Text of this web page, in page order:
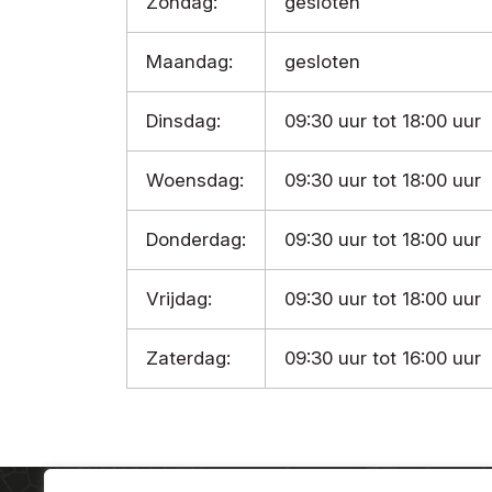
Maandag: gesloten
Dinsdag: 09:30 uur tot 18:00 uur
Woensdag: 09:30 uur tot 18:00 uur
Donderdag: 09:30 uur tot 18:00 uur
Vrijdag: 09:30 uur tot 18:00 uur
Zaterdag: 09:30 uur tot 16:00 uur